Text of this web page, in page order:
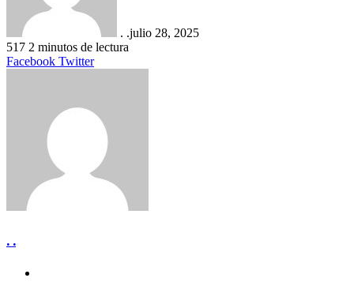
. .julio 28, 2025
517 2 minutos de lectura
Facebook TwitterLinkedIn
Tumblr
Pinterest
Reddit
VKontakte
Compartir
Imprimir
. .